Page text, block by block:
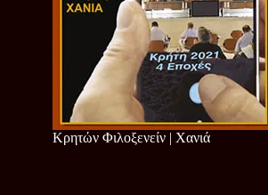
Κρητών Φιλοξενείν | Χανιά